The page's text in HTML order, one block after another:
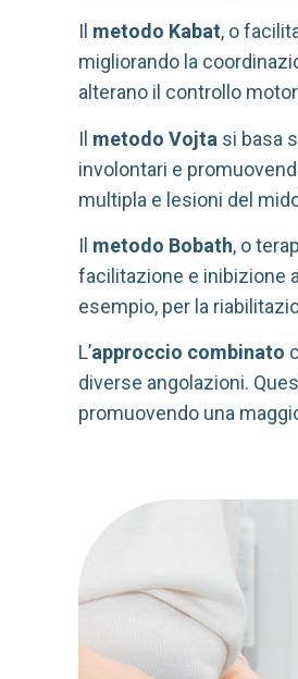
Il metodo Kabat, o
migliorando la
alterano il controllo
Il metodo Vojta si basa
involontari e
multipla e lesioni del
Il metodo Bobath, o
facilitazione e inibizione
esempio, per la
L’approccio combinato
diverse angolazioni.
promuovendo una